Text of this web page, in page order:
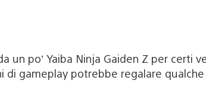
un po’ Yaiba Ninja Gaiden Z per certi
gameplay potrebbe regalare